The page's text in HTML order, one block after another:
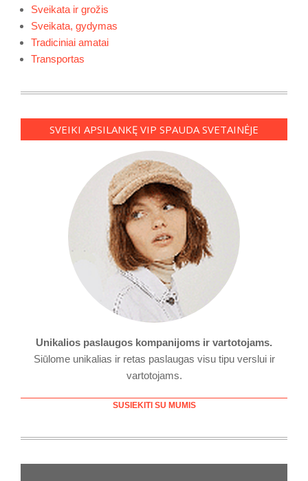
Sveikata ir grožis
Sveikata, gydymas
Tradiciniai amatai
Transportas
SVEIKI APSILANKĘ VIP SPAUDA SVETAINĖJE
Unikalios paslaugos kompanijoms ir vartotojams.
Siūlome unikalias ir retas paslaugas visu tipu verslui ir
vartotojams.
SUSIEKITI SU MUMIS